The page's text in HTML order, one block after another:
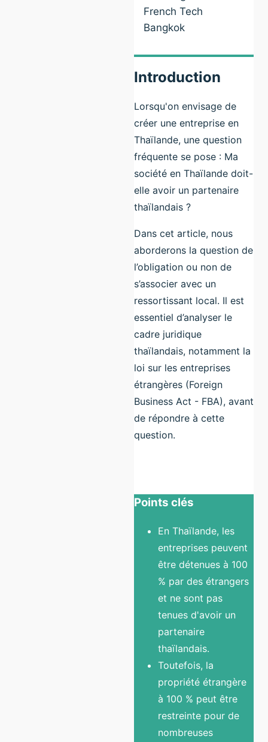
French Tech
Bangkok
Introduction
Lorsqu'on envisage de
créer une entreprise en
Thaïlande, une question
fréquente se pose : Ma
société en Thaïlande doit-
elle avoir un partenaire
thaïlandais ?
Dans cet article, nous
aborderons la question de
l’obligation ou non de
s’associer avec un
ressortissant local. Il est
essentiel d’analyser le
cadre juridique
thaïlandais, notamment la
loi sur les entreprises
étrangères (Foreign
Business Act - FBA), avant
de répondre à cette
question.
Points clés
En Thaïlande, les
entreprises peuvent
être détenues à 100
% par des étrangers
et ne sont pas
tenues d'avoir un
partenaire
thaïlandais.
Toutefois, la
propriété étrangère
à 100 % peut être
restreinte pour de
nombreuses